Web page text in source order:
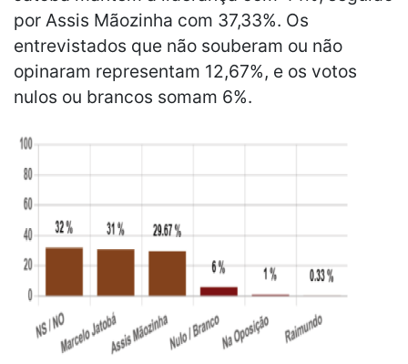
por Assis Mãozinha com 37,33%. Os
entrevistados que não souberam ou não
opinaram representam 12,67%, e os votos
nulos ou brancos somam 6%.